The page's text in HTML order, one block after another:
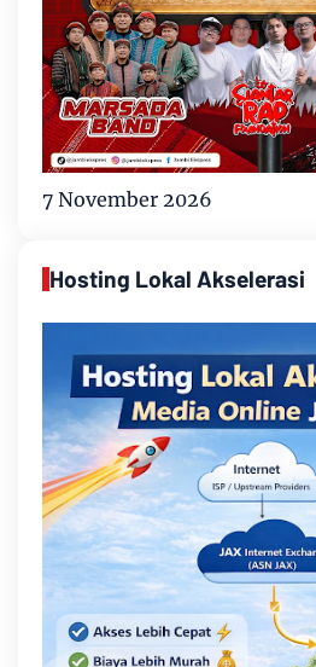
7 November 2026
Hosting Lokal Akselerasi